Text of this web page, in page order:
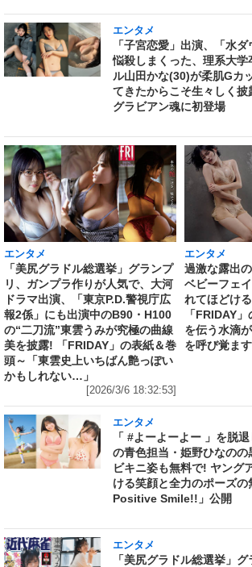
エンタメ
「子宮恋愛」出演、「水
悩殺しまくった、理系大学
ル山田かな(30)が柔肌Gカ
てきたからこそ生々しく
グラビアン魂に初登場
エンタメ
「美尻グラドル総選挙」グランプ
リ、ガンプラ作りが人気で、大河
ドラマ出演、「東京P.D.警視庁広
報2係」にも出演中のB90・H100
の“二刀流”東雲うみが究極の曲線
美を披露! 「FRIDAY」の表紙＆巻
頭～「東雲史上いちばん艶っぽい
かもしれない…」
[2026/3/6 18:32:53]
エンタメ
過激な露出
ベビーフェ
れてほどけ
「FRIDAY
を伝う水滴
を呼び覚ま
エンタメ
「 #よーよーよー 」を脱
の青色担当・姫野ひなの
ビキニ姿も無料で! ヤング
ける笑顔と全力のポーズ
Positive Smile!!」公開
エンタメ
「美尻グラドル総選挙」